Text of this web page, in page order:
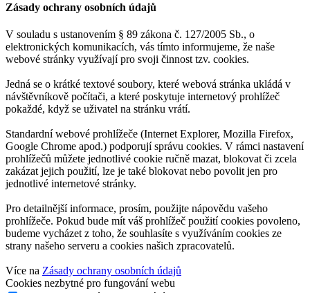
Zásady ochrany osobních údajů
V souladu s ustanovením § 89 zákona č. 127/2005 Sb., o
elektronických komunikacích, vás tímto informujeme, že naše
webové stránky využívají pro svoji činnost tzv. cookies.
Jedná se o krátké textové soubory, které webová stránka ukládá v
návštěvníkově počítači, a které poskytuje internetový prohlížeč
pokaždé, když se uživatel na stránku vrátí.
Standardní webové prohlížeče (Internet Explorer, Mozilla Firefox,
Google Chrome apod.) podporují správu cookies. V rámci nastavení
prohlížečů můžete jednotlivé cookie ručně mazat, blokovat či zcela
zakázat jejich použití, lze je také blokovat nebo povolit jen pro
jednotlivé internetové stránky.
Pro detailnější informace, prosím, použijte nápovědu vašeho
prohlížeče. Pokud bude mít váš prohlížeč použití cookies povoleno,
budeme vycházet z toho, že souhlasíte s využíváním cookies ze
strany našeho serveru a cookies našich zpracovatelů.
Více na Zásady ochrany osobních údajů
Cookies nezbytné pro fungování webu